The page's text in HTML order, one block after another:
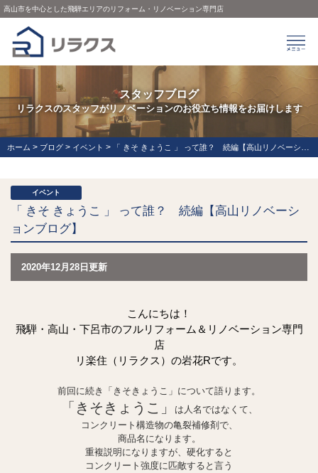
高山市を中心とした飛騨エリアのリフォーム・リノベーション専門店
スタッフブログ
リラクスのスタッフがリノベーションのお役立ち情報をお届けします
ホーム > ブログ > イベント > 「 きそ きょうこ 」 って誰？ 続編【高山リノベーションブログ】
イベント
「 きそ きょうこ 」 って誰？ 続編【高山リノベーシ
ョンブログ】
2020年12月28日更新
こんにちは！
飛騨・高山・下呂市のフルリフォーム＆リノベーション専門
店
リ楽住（リラクス）の岩花Rです。
前回に続き「きそきょうこ」について語ります。
「きそきょうこ」
は人名ではなくて、
コンクリート構造物の亀裂補修剤で、
商品名になります。
重複説明になりますが、硬化すると
コンクリート強度に匹敵すると言う